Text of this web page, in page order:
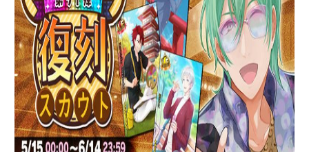
グッズ・本
ギャラリー
ミュージック
グッズ・本
ギャラリー